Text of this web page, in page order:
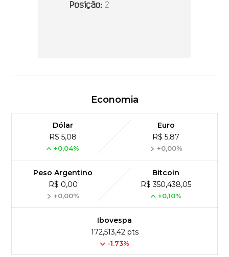
Economia
Dólar
R$ 5,08
+0,04%
Euro
R$ 5,87
+0,00%
Peso Argentino
R$ 0,00
+0,00%
Bitcoin
R$ 350,438,05
+0,10%
Ibovespa
172,513,42 pts
-1.73%